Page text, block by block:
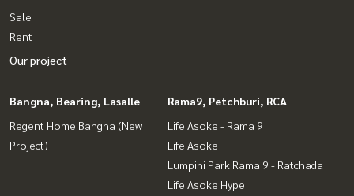
Sale
Rent
Our project
Bangna, Bearing, Lasalle
Regent Home Bangna (New
Project)
Rama9, Petchburi, RCA
Life Asoke - Rama 9
Life Asoke
Lumpini Park Rama 9 - Ratchada
Life Asoke Hype